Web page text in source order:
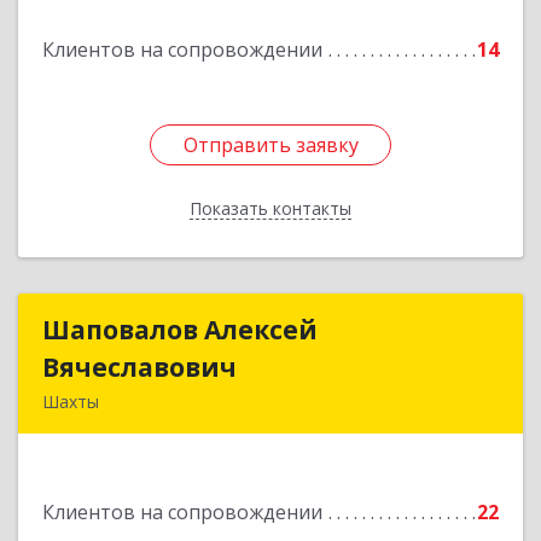
Клиентов на сопровождении 14
Отправить заявку
Показать контакты
Отправить заявку
Назад
Шаповалов Алексей
Вячеславович
Шахты
Клиентов на сопровождении 22
Шаповалов Алексей